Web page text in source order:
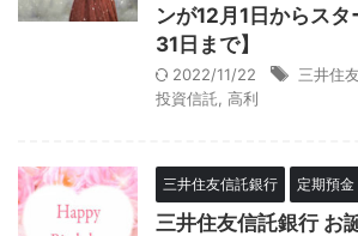
ンが12月1日からス
31日まで】
2022/11/22 三井住
投資信託 高利
三井住友信託銀行 定期預金
三井住友信託銀行 お